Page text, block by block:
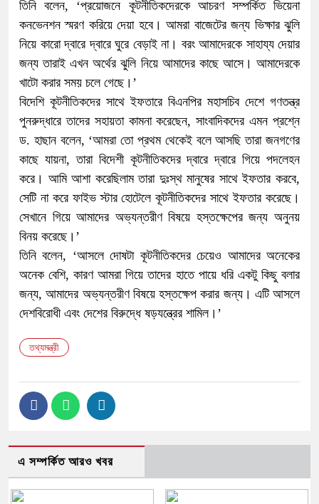
তিনি বলেন, ‘প্রয়োজনে কূটনীতিকদেরকে আচরণ সম্পর্কিত ভিয়েনা
কনভেনশন স্মরণ করিয়ে দেয়া হবে। আমরা বাজেটের জন্য ভিক্ষার ঝুলি
নিয়ে কারো দ্বারে দ্বারে ঘুরে বেড়াই না। বরং আমাদেরকে সাহায্য দেয়ার
জন্য তারাই এখন অর্থের ঝুলি নিয়ে আমাদের কাছে আসে। আমাদেরকে
খাটো করার সময় চলে গেছে।’
বিদেশি কূটনীতিকদের সাথে ইফতারে বিএনপির মহাসচিব দেশে গণতন্ত্র
পুনরুদ্ধারে তাদের সহায়তা কামনা করেছেন, সাংবাদিকদের এমন প্রশ্নে
ড. হাছান বলেন, ‘আমরা তো প্রথম থেকেই বলে আসছি তারা জনগণের
কাছে যায়না, তারা বিদেশী কূটনীতিকদের দ্বারে দ্বারে গিয়ে পদলেহন
করে। আমি আশা করেছিলাম তারা দুঃস্থ মানুষের সাথে ইফতার করবে,
সেটি না করে ফাইভ স্টার হোটেলে কূটনীতিকদের সাথে ইফতার করেছে।
সেখানে গিয়ে আমাদের অভ্যন্তরীণ বিষয়ে হস্তক্ষেপের জন্য অনুনয়
বিনয় করেছে।’
তিনি বলেন, ‘আসলে দোষটা কূটনীতিকদের চেয়েও আমাদের অনেকের
অনেক বেশি, কারণ আমরা গিয়ে তাদের হাতে পায়ে ধরি একটু কিছু বলার
জন্য, আমাদের অভ্যন্তরীণ বিষয়ে হস্তক্ষেপ করার জন্য। এটি আসলে
দেশবিরোধী এবং দেশের বিরুদ্ধে ষড়যন্ত্রের শামিল।’
তথ্যমন্ত্রী
এ সম্পর্কিত আরও খবর